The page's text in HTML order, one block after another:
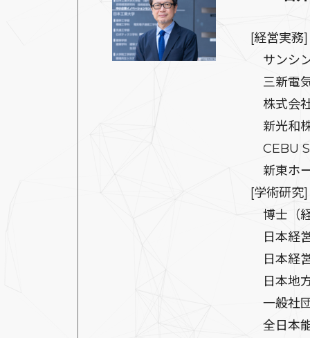
[経営実務]
サンシ
三新電
株式会
新光和
CEBU
新東ホ
[学術研究]
博士（
日本経
日本経
日本地
一般社
全日本